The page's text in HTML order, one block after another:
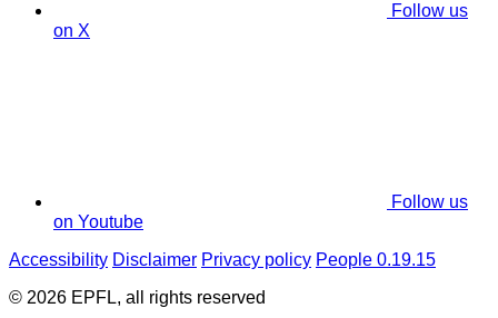
Follow us
on X
Follow us
on Youtube
Accessibility Disclaimer Privacy policy People 0.19.15
© 2026 EPFL, all rights reserved